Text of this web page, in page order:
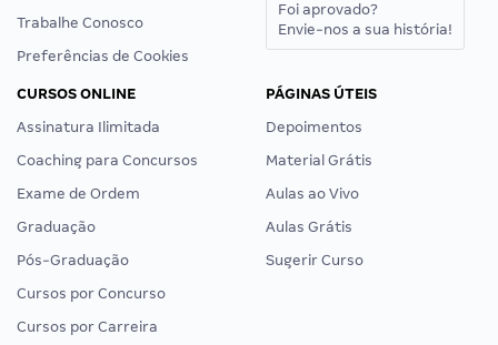
Trabalhe Conosco
Preferências de Cookies
Foi aprovado?
Envie-nos a sua história!
CURSOS ONLINE
Assinatura Ilimitada
Coaching para Concursos
Exame de Ordem
Graduação
Pós-Graduação
Cursos por Concurso
Cursos por Carreira
PÁGINAS ÚTEIS
Depoimentos
Material Grátis
Aulas ao Vivo
Aulas Grátis
Sugerir Curso